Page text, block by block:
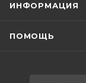
ИНФОРМАЦИЯ
ПОМОЩЬ